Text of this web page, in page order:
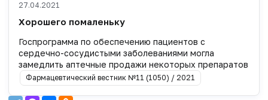
27.04.2021
Хорошего помаленьку
Госпрограмма по обеспечению пациентов с
сердечно-сосудистыми заболеваниями могла
замедлить аптечные продажи некоторых препаратов
Фармацевтический вестник №11 (1050) / 2021